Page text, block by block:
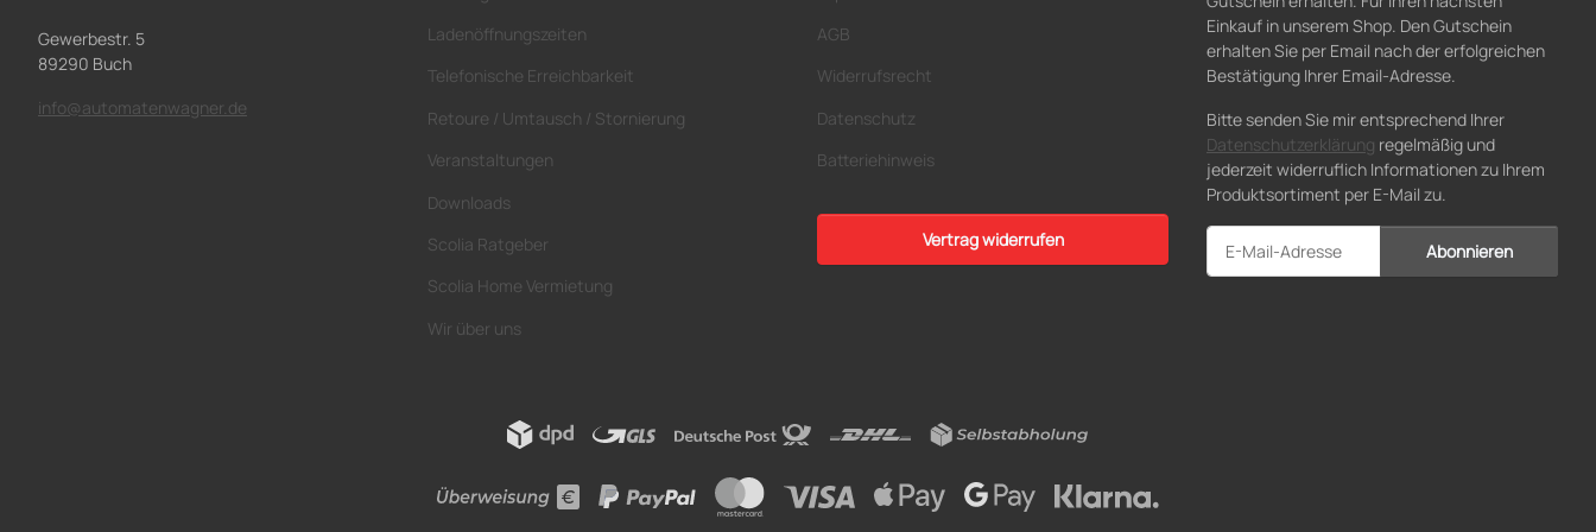
Gewerbestr. 5
89290 Buch
info@automatenwagner.de
Ladenöffnungszeiten
Telefonische Erreichbarkeit
Retoure / Umtausch / Stornierung
Veranstaltungen
Downloads
Scolia Ratgeber
Scolia Home Vermietung
Wir über uns
AGB
Widerrufsrecht
Datenschutz
Batteriehinweis
Vertrag widerrufen
Einkauf in unserem Shop. Den Gutschein
erhalten Sie per Email nach der erfolgreichen
Bestätigung Ihrer Email-Adresse.
Bitte senden Sie mir entsprechend Ihrer
Datenschutzerklärung regelmäßig und
jederzeit widerruflich Informationen zu Ihrem
Produktsortiment per E-Mail zu.
Abonnieren